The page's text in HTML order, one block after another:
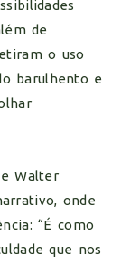
de
o uso
barulhento e
Walter
onde
“É como
que nos